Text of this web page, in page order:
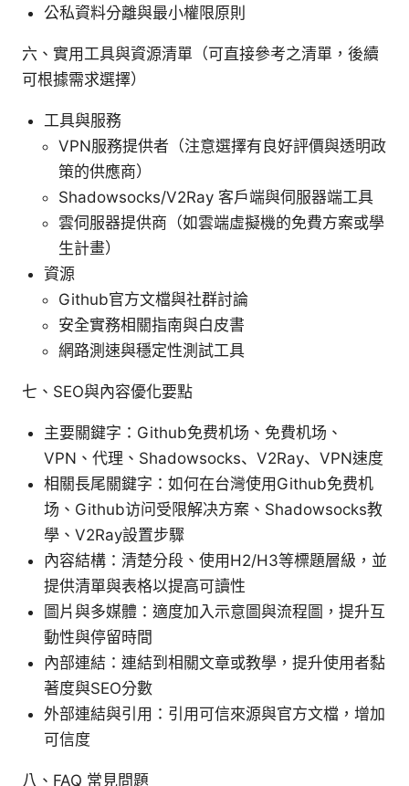
公私資料分離與最小權限原則
六、實用工具與資源清單（可直接參考之清單，後續
可根據需求選擇）
工具與服務
VPN服務提供者（注意選擇有良好評價與透明政
策的供應商）
Shadowsocks/V2Ray 客戶端與伺服器端工具
雲伺服器提供商（如雲端虛擬機的免費方案或學
生計畫）
資源
Github官方文檔與社群討論
安全實務相關指南與白皮書
網路測速與穩定性測試工具
七、SEO與內容優化要點
主要關鍵字：Github免费机场、免費机场、
VPN、代理、Shadowsocks、V2Ray、VPN速度
相關長尾關鍵字：如何在台灣使用Github免费机
场、Github访问受限解决方案、Shadowsocks教
學、V2Ray設置步驟
內容結構：清楚分段、使用H2/H3等標題層級，並
提供清單與表格以提高可讀性
圖片與多媒體：適度加入示意圖與流程圖，提升互
動性與停留時間
內部連結：連結到相關文章或教學，提升使用者黏
著度與SEO分數
外部連結與引用：引用可信來源與官方文檔，增加
可信度
八、FAQ 常見問題